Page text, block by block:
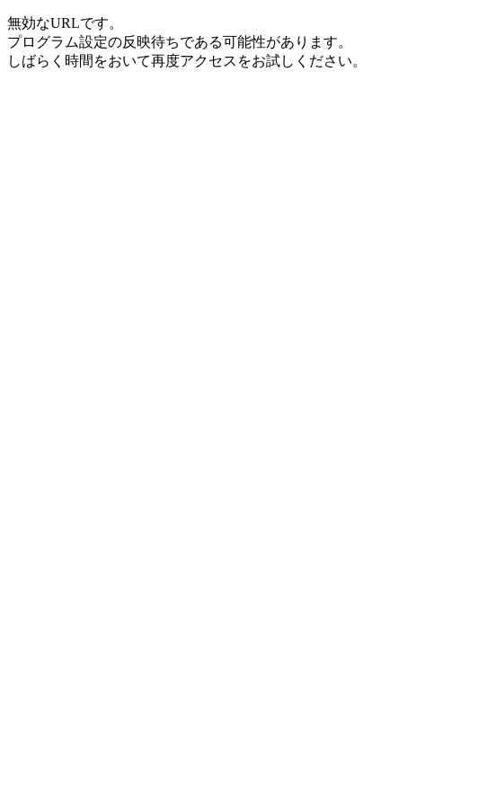
無効なURLです。
プログラム設定の反映待ちである可能性があります。
しばらく時間をおいて再度アクセスをお試しください。